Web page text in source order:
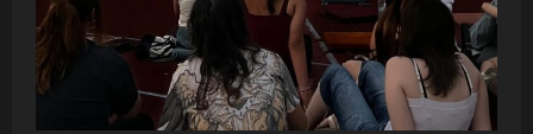
t
i
o